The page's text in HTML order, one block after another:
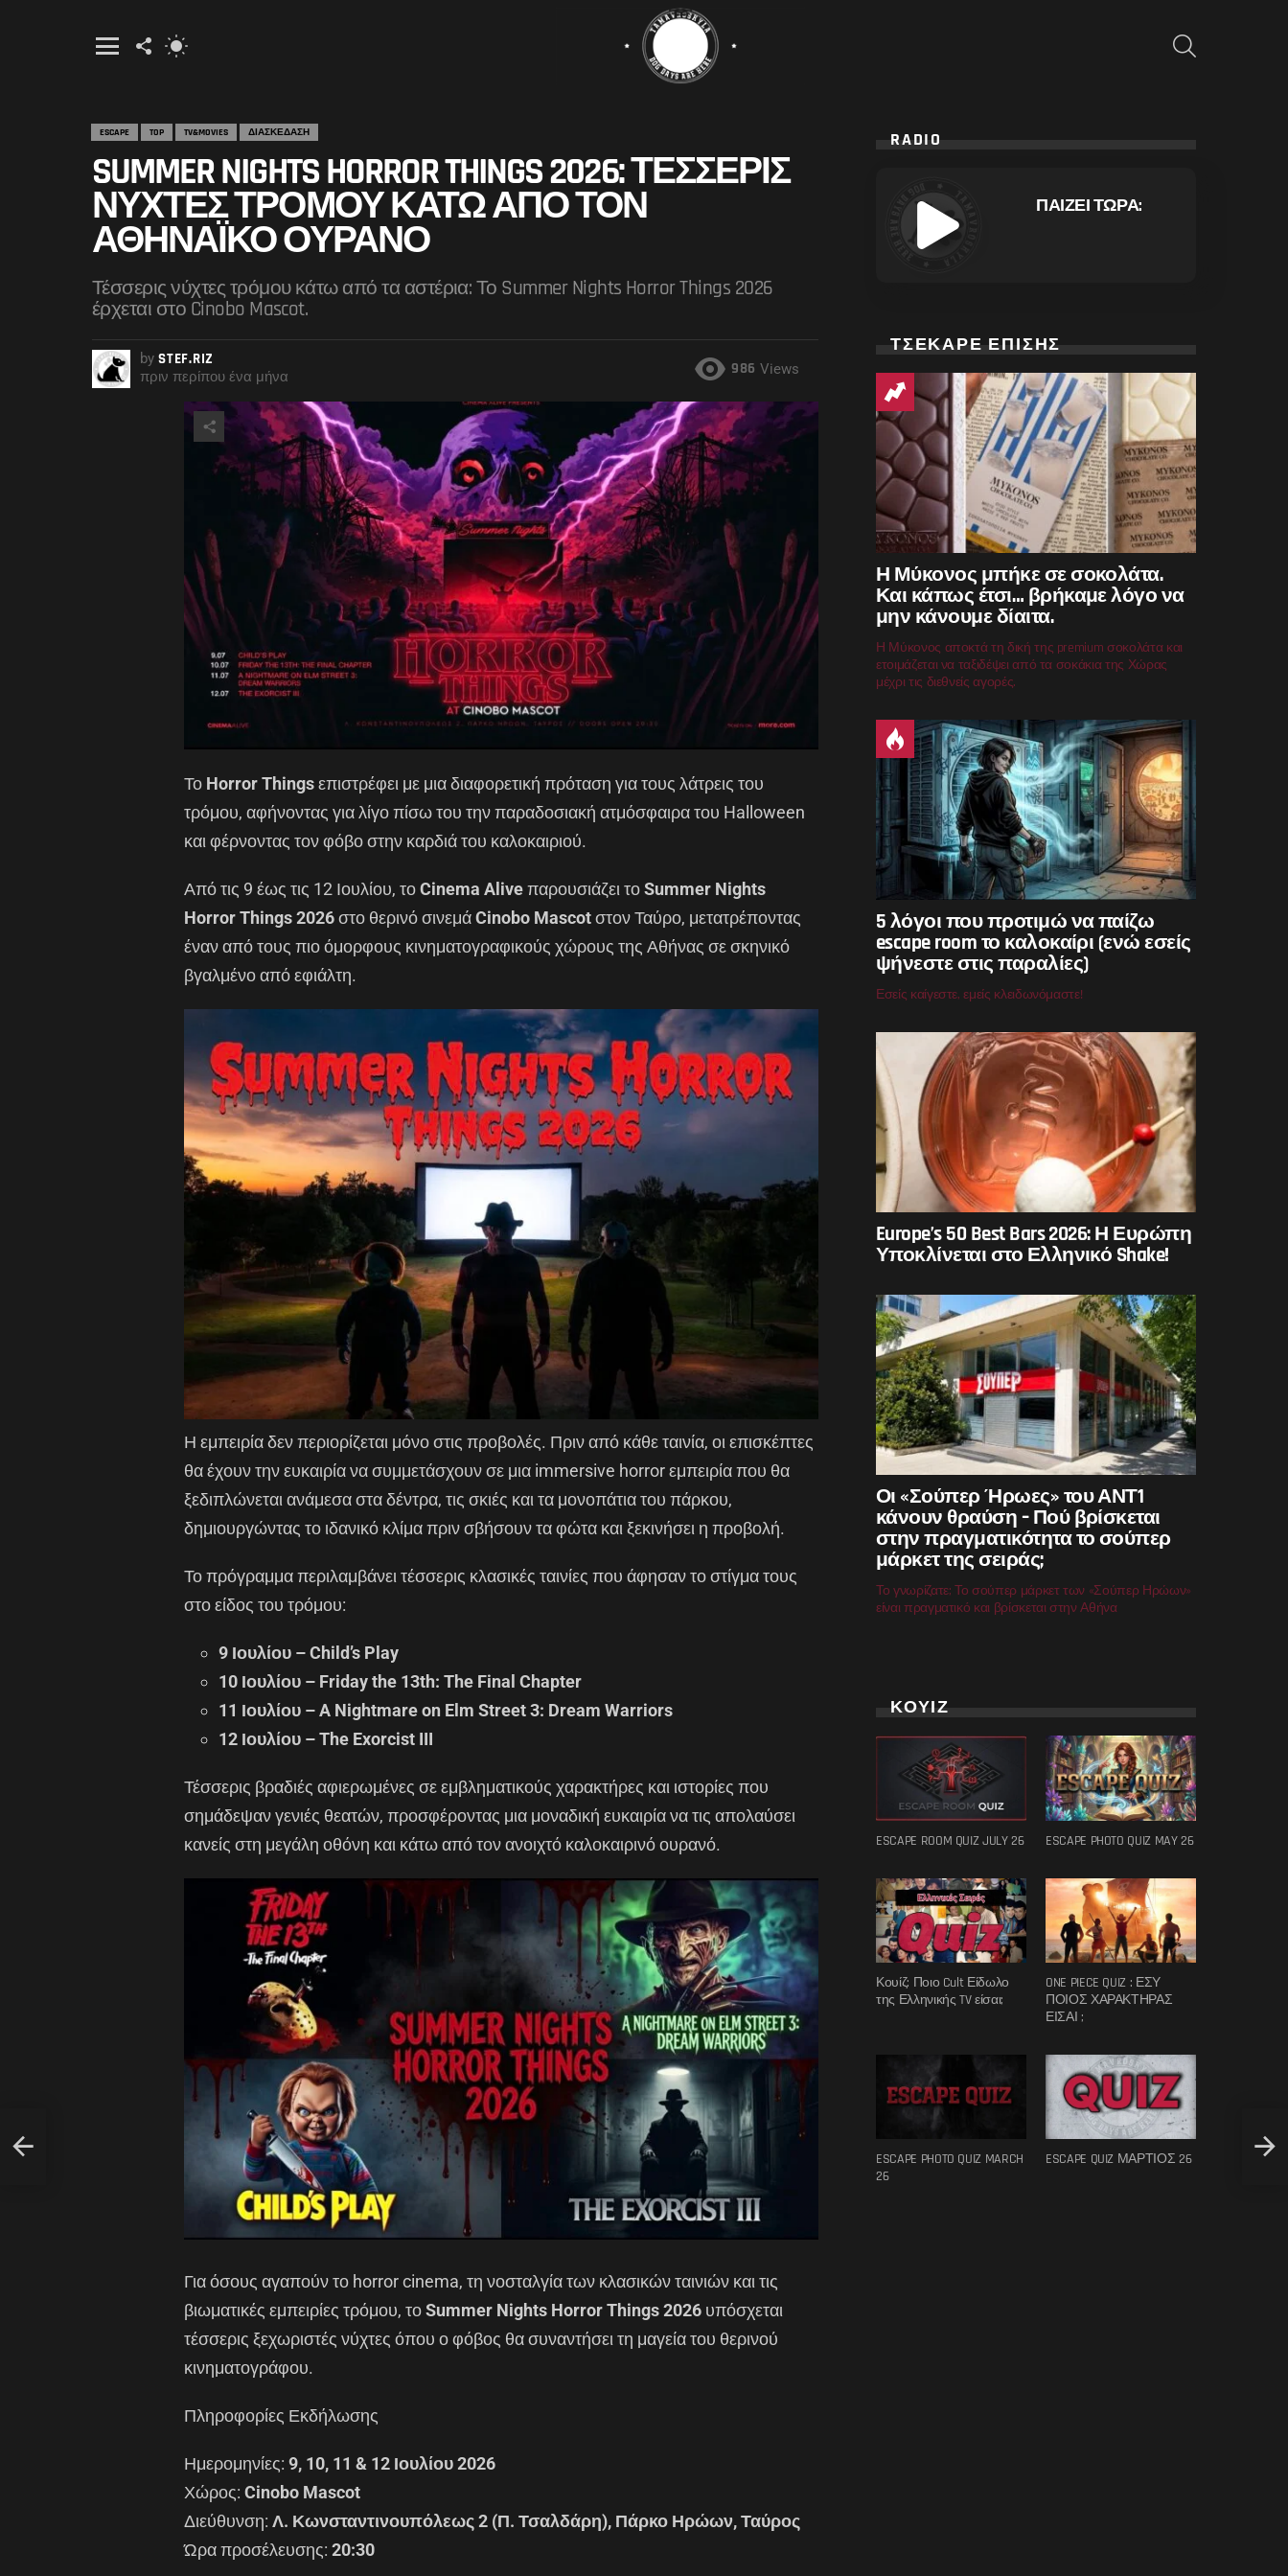
FOLLOW
ESCAPE TOP TV&MOVIES ΔΙΑΣΚΕΔΑΣΗ
SUMMER NIGHTS HORROR THINGS 2026: ΤΈΣΣΕΡΙΣ
ΝΎΧΤΕΣ ΤΡΌΜΟΥ ΚΆΤΩ ΑΠΌ ΤΟΝ
ΑΘΗΝΑΪΚΌ ΟΥΡΑΝΌ
Τέσσερις νύχτες τρόμου κάτω από τα αστέρια: Το Summer Nights Horror Things 2026
έρχεται στο Cinobo Mascot.
by STEF.RIZ
πριν περίπου ένα μήνα 986 Views
Το Horror Thingsεπιστρέφει με μια διαφορετική πρόταση για τους λάτρεις του
τρόμου, αφήνοντας για λίγο πίσω του την παραδοσιακή ατμόσφαιρα του Halloween
και φέρνοντας τον φόβο στην καρδιά του καλοκαιριού.
Από τις 9 έως τις 12 Ιουλίου, τοCinema Aliveπαρουσιάζει τοSummer Nights
Horror Things 2026στο θερινό σινεμάCinobo Mascotστον Ταύρο, μετατρέποντας
έναν από τους πιο όμορφους κινηματογραφικούς χώρους της Αθήνας σε σκηνικό
βγαλμένο από εφιάλτη.
Η εμπειρία δεν περιορίζεται μόνο στις προβολές. Πριν από κάθε ταινία, οι επισκέπτες
θα έχουν την ευκαιρία να συμμετάσχουν σε μια immersive horror εμπειρία που θα
ξεδιπλώνεται ανάμεσα στα δέντρα, τις σκιές και τα μονοπάτια του πάρκου,
δημιουργώντας το ιδανικό κλίμα πριν σβήσουν τα φώτα και ξεκινήσει η προβολή.
Το πρόγραμμα περιλαμβάνει τέσσερις κλασικές ταινίες που άφησαν το στίγμα τους
στο είδος του τρόμου:
9 Ιουλίου – Child’s Play
10 Ιουλίου – Friday the 13th: The Final Chapter
11 Ιουλίου – A Nightmare on Elm Street 3: Dream Warriors
12 Ιουλίου – The Exorcist III
Τέσσερις βραδιές αφιερωμένες σε εμβληματικούς χαρακτήρες και ιστορίες που
σημάδεψαν γενιές θεατών, προσφέροντας μια μοναδική ευκαιρία να τις απολαύσει
κανείς στη μεγάλη οθόνη και κάτω από τον ανοιχτό καλοκαιρινό ουρανό.
Για όσους αγαπούν το horror cinema, τη νοσταλγία των κλασικών ταινιών και τις
βιωματικές εμπειρίες τρόμου, τοSummer Nights Horror Things 2026 υπόσχεται
τέσσερις ξεχωριστές νύχτες όπου ο φόβος θα συναντήσει τη μαγεία του θερινού
κινηματογράφου.
Πληροφορίες Εκδήλωσης
Ημερομηνίες: 9, 10, 11 & 12 Ιουλίου 2026
Χώρος: Cinobo Mascot
Διεύθυνση: Λ. Κωνσταντινουπόλεως 2 (Π. Τσαλδάρη), Πάρκο Ηρώων, Ταύρος
Ώρα προσέλευσης: 20:30
RADIO
ΠΑΙΖΕΙ ΤΩΡΑ:
ΤΣΕΚΑΡΕ ΕΠΙΣΗΣ
Η Μύκονος μπήκε σε σοκολάτα.
Και κάπως έτσι… βρήκαμε λόγο να
μην κάνουμε δίαιτα.
Η Μύκονος αποκτά τη δική της premium σοκολάτα και
ετοιμάζεται να ταξιδέψει από τα σοκάκια της Χώρας
μέχρι τις διεθνείς αγορές.
5 λόγοι που προτιμώ να παίζω
escape room το καλοκαίρι (ενώ εσείς
ψήνεστε στις παραλίες)
Εσείς καίγεστε, εμείς κλειδωνόμαστε!
Europe’s 50 Best Bars 2026: Η Ευρώπη
Υποκλίνεται στο Ελληνικό Shake!
Οι «Σούπερ Ήρωες» του ΑΝΤ1
κάνουν θραύση – Πού βρίσκεται
στην πραγματικότητα το σούπερ
μάρκετ της σειράς;
Το γνωρίζατε; Το σούπερ μάρκετ των «Σούπερ Ηρώων»
είναι πραγματικό και βρίσκεται στην Αθήνα
ΚΟΥΙΖ
ESCAPE ROOM QUIZ JULY 26 ESCAPE PHOTO QUIZ MAY 26
Κουίζ: Ποιο Cult Είδωλο
της Ελληνικής TV είσαι;
ONE PIECE QUIZ : ΕΣΥ
ΠΟΙΟΣ ΧΑΡΑΚΤΗΡΑΣ
ΕΙΣΑΙ ;
ESCAPE PHOTO QUIZ MARCH
26
ESCAPE QUIZ ΜΑΡΤΙΟΣ 26